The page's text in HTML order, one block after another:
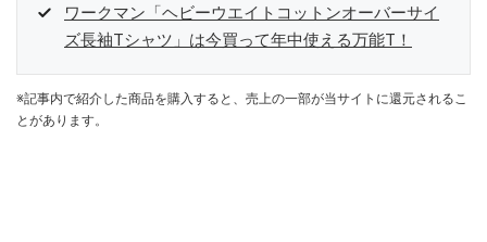
ワークマン「ヘビーウエイトコットンオーバーサイ
ズ長袖Tシャツ」は今買って年中使える万能T！
※記事内で紹介した商品を購入すると、売上の一部が当サイトに還元されるこ
とがあります。